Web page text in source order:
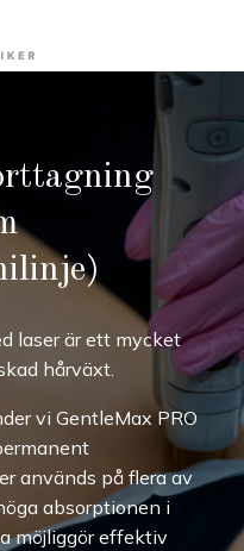
laser är ett mycket
hårväxt.
vi GentleMax PRO
används på flera av
absorptionen i
möjliggör effektiv